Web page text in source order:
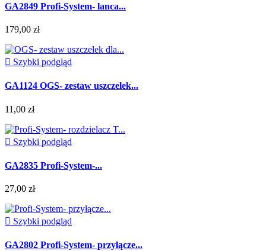
GA2849 Profi-System- lanca...
179,00 zł
 Szybki podgląd
GA1124 OGS- zestaw uszczelek...
11,00 zł
 Szybki podgląd
GA2835 Profi-System-...
27,00 zł
 Szybki podgląd
GA2802 Profi-System- przyłącze...